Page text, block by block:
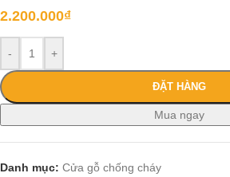
2.200.000₫
- +
ĐẶT HÀNG
Mua ngay
Danh mục: Cửa gỗ chống cháy